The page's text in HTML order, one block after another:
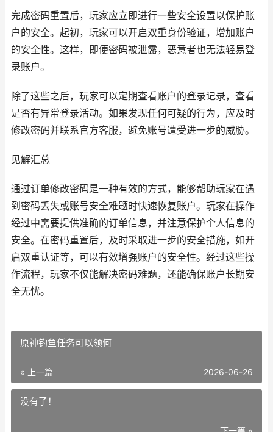
完成密码重置后，玩家应立即进行一些安全设置以保护账
户的安全。起初，玩家可以开启双重身份验证，增加账户
的安全性。这样，即便密码被泄露，恶意者也无法轻易登
录账户。
除了这些之后，玩家可以定期查看账户的登录记录，查看
是否有异常登录活动。如果发现任何可疑的行为，应及时
修改密码并联系官方客服，避免账号遭受进一步的威胁。
见解汇总
通过订单修改密码是一种有效的方式，能够帮助玩家在遇
到密码丢失或账号安全难题时快速恢复账户。玩家在操作
经过中需要提供准确的订单信息，并注意保护个人信息的
安全。在密码重置后，及时采取进一步的安全措施，如开
启双重认证等，可以有效增强账户的安全性。经过这些操
作流程，玩家不仅能解决密码难题，还能确保账户长期安
全无忧。
原神钓鱼任务可以领何
« 上一篇 2026-06-26
没有了！